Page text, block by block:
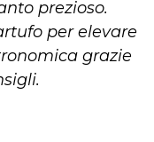
prezioso.
per elevare
grazie